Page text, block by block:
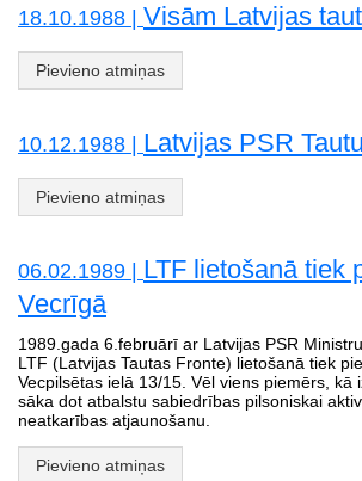
18.10.1988 | Visām Latvijas
Pievieno atmiņas
10.12.1988 | Latvijas PSR
Pievieno atmiņas
06.02.1989 | LTF lietošanā tiek
Vecrīgā
1989.gada 6.februārī ar Latvijas PSR
LTF (Latvijas Tautas Fronte) lietošanā tiek
Vecpilsētas ielā 13/15. Vēl viens piemērs, kā
sāka dot atbalstu sabiedrības pilsoniskai
neatkarības atjaunošanu.
Pievieno atmiņas